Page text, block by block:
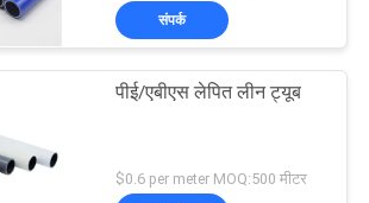
संपर्क
पीई/एबीएस लेपित लीन ट्यूब
$0.6 per meter MOQ:500 मीटर